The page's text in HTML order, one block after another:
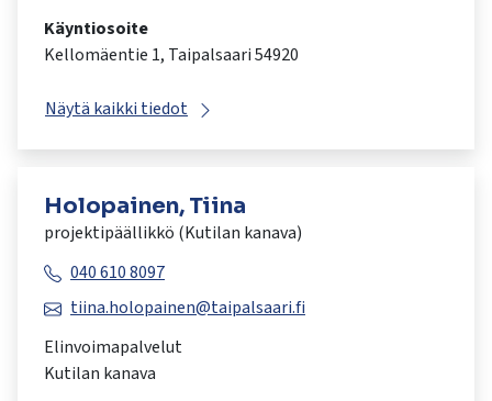
Käyntiosoite
Kellomäentie 1, Taipalsaari 54920
Näytä kaikki tiedot
Holopainen, Tiina
projektipäällikkö (Kutilan kanava)
040 610 8097
tiina.holopainen@taipalsaari.fi
Elinvoimapalvelut
Kutilan kanava